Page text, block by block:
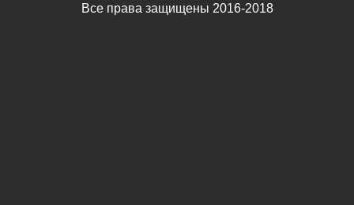
Все права защищены 2016-2018